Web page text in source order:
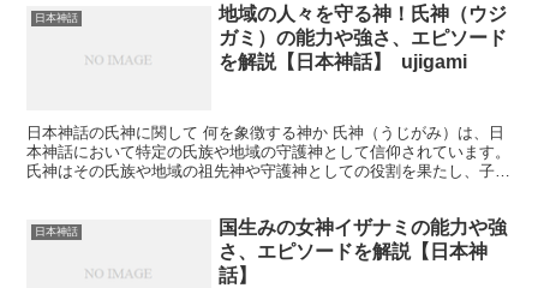
日本神話
地域の人々を守る神！氏神（ウジ
ガミ）の能力や強さ、エピソード
を解説【日本神話】 ujigami
日本神話の氏神に関して 何を象徴する神か 氏神（うじがみ）は、日
本神話において特定の氏族や地域の守護神として信仰されています。
氏神はその氏族や地域の祖先神や守護神としての役割を果たし、子孫
日本神話
国生みの女神イザナミの能力や強
さ、エピソードを解説【日本神
話】